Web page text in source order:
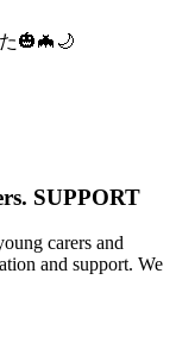
🎃🦇🌙
SUPPORT
carers and
and support. We